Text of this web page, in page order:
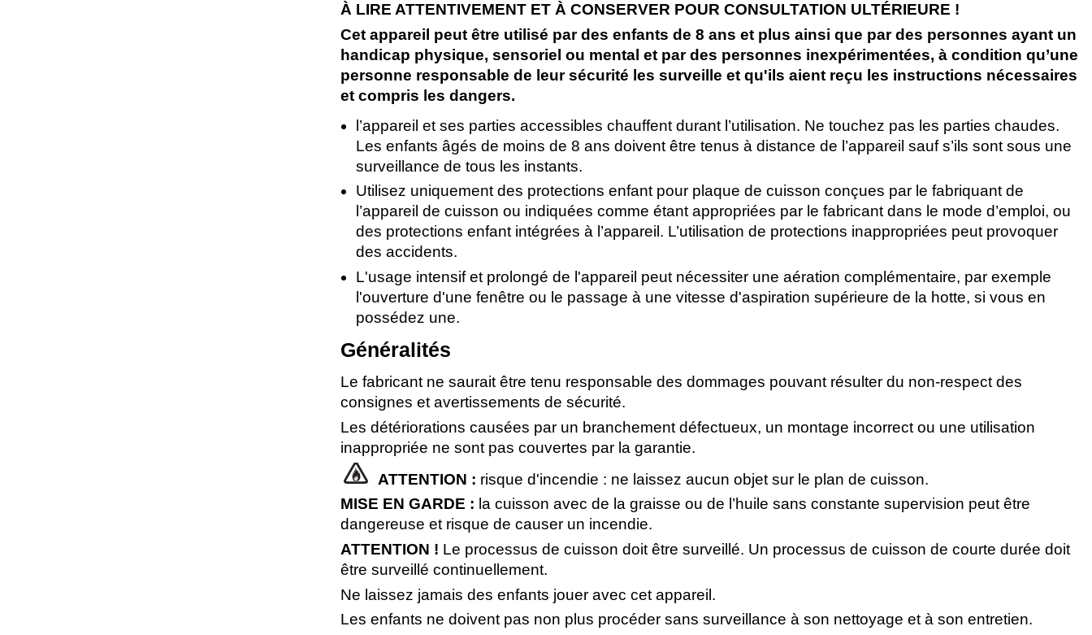
À LIRE ATTENTIVEMENT ET À CONSERVER POUR CONSULTATION ULTÉRIEURE !
Cet appareil peut être utilisé par des enfants de 8 ans et plus ainsi que par des personnes ayant un
handicap physique, sensoriel ou mental et par des personnes inexpérimentées, à condition qu’une
personne responsable de leur sécurité les surveille et qu'ils aient reçu les instructions nécessaires
et compris les dangers.
l’appareil et ses parties accessibles chauffent durant l’utilisation. Ne touchez pas les parties chaudes.
Les enfants âgés de moins de 8 ans doivent être tenus à distance de l’appareil sauf s’ils sont sous une
surveillance de tous les instants.
Utilisez uniquement des protections enfant pour plaque de cuisson conçues par le fabriquant de
l’appareil de cuisson ou indiquées comme étant appropriées par le fabricant dans le mode d’emploi, ou
des protections enfant intégrées à l’appareil. L’utilisation de protections inappropriées peut provoquer
des accidents.
L'usage intensif et prolongé de l'appareil peut nécessiter une aération complémentaire, par exemple
l'ouverture d'une fenêtre ou le passage à une vitesse d'aspiration supérieure de la hotte, si vous en
possédez une.
Généralités
Le fabricant ne saurait être tenu responsable des dommages pouvant résulter du non-respect des
consignes et avertissements de sécurité.
Les détériorations causées par un branchement défectueux, un montage incorrect ou une utilisation
inappropriée ne sont pas couvertes par la garantie.
ATTENTION : risque d'incendie : ne laissez aucun objet sur le plan de cuisson.
MISE EN GARDE : la cuisson avec de la graisse ou de l’huile sans constante supervision peut être
dangereuse et risque de causer un incendie.
ATTENTION ! Le processus de cuisson doit être surveillé. Un processus de cuisson de courte durée doit
être surveillé continuellement.
Ne laissez jamais des enfants jouer avec cet appareil.
Les enfants ne doivent pas non plus procéder sans surveillance à son nettoyage et à son entretien.